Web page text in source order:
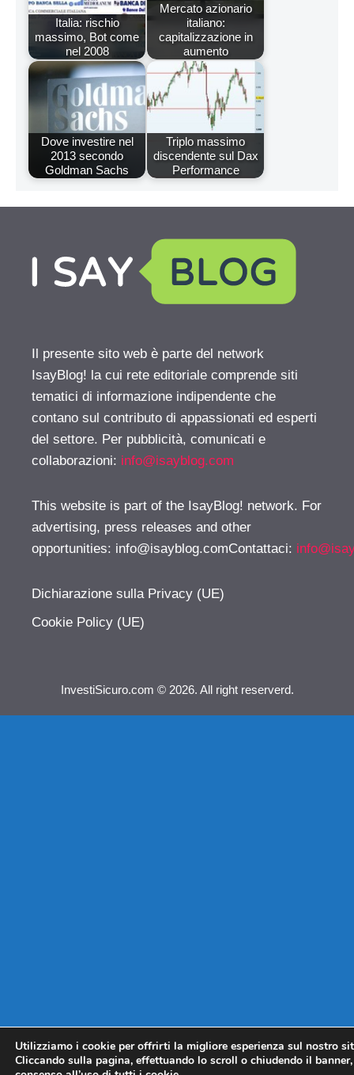
Italia: rischio
massimo, Bot come
nel 2008
Mercato azionario
italiano:
capitalizzazione in
aumento
Dove investire nel
2013 secondo
Goldman Sachs
Triplo massimo
discendente sul Dax
Performance
Il presente sito web è parte del network
IsayBlog! la cui rete editoriale comprende siti
tematici di informazione indipendente che
contano sul contributo di appassionati ed esperti
del settore. Per pubblicità, comunicati e
collaborazioni: info@isayblog.com
This website is part of the IsayBlog! network. For
advertising, press releases and other
opportunities: info@isayblog.comContattaci:
Dichiarazione sulla Privacy (UE)
Cookie Policy (UE)
InvestiSicuro.com © 2026. All right reserverd.
Utilizziamo i cookie per offrirti la migliore esperienza sul nostro
Cliccando sulla pagina, effettuando lo scroll o chiudendo il